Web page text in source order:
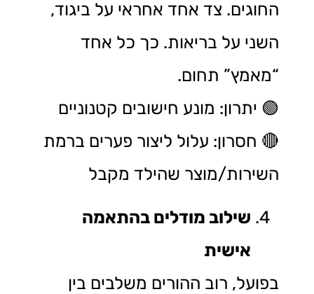
החוגים. צד אחד אחראי על ביגוד,
השני על בריאות. כך כל אחד
“מאמץ” תחום.
🟢 יתרון: מונע חישובים קטנוניים
🔴 חסרון: עלול ליצור פערים ברמת
השירות/מוצר שהילד מקבל
שילוב מודלים בהתאמה
אישית
בפועל, רוב ההורים משלבים בין